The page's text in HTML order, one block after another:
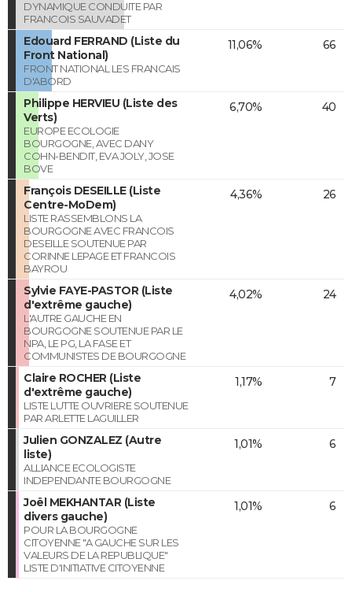
DYNAMIQUE CONDUITE PAR
FRANCOIS SAUVADET
Edouard FERRAND (Liste du
Front National)
FRONT NATIONAL LES FRANCAIS
D'ABORD
11,06% 66
Philippe HERVIEU (Liste des
Verts)
EUROPE ECOLOGIE
BOURGOGNE, AVEC DANY
COHN-BENDIT, EVA JOLY, JOSE
BOVE
6,70% 40
François DESEILLE (Liste
Centre-MoDem)
LISTE RASSEMBLONS LA
BOURGOGNE AVEC FRANCOIS
DESEILLE SOUTENUE PAR
CORINNE LEPAGE ET FRANCOIS
BAYROU
4,36% 26
Sylvie FAYE-PASTOR (Liste
d'extrême gauche)
L'AUTRE GAUCHE EN
BOURGOGNE SOUTENUE PAR LE
NPA, LE PG, LA FASE ET
COMMUNISTES DE BOURGOGNE
4,02% 24
Claire ROCHER (Liste
d'extrême gauche)
LISTE LUTTE OUVRIERE SOUTENUE
PAR ARLETTE LAGUILLER
1,17% 7
Julien GONZALEZ (Autre
liste)
ALLIANCE ECOLOGISTE
INDEPENDANTE BOURGOGNE
1,01% 6
Joël MEKHANTAR (Liste
divers gauche)
POUR LA BOURGOGNE
CITOYENNE "A GAUCHE SUR LES
VALEURS DE LA REPUBLIQUE"
LISTE D'INITIATIVE CITOYENNE
1,01% 6